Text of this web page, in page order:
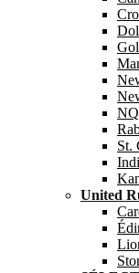
St.
United